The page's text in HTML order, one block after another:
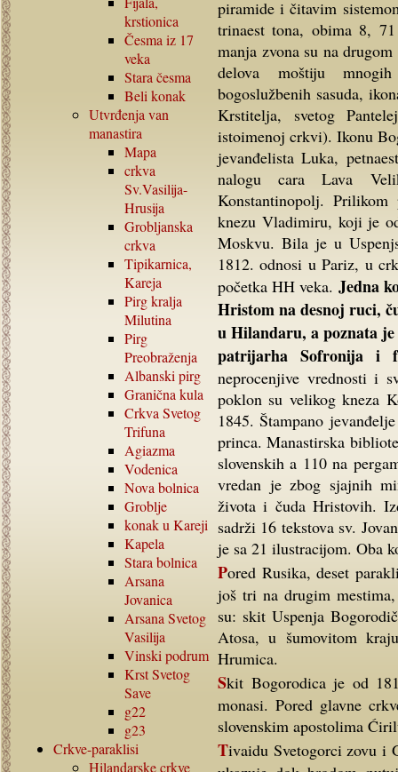
krstionica
Česma iz 17
veka
Stara česma
Beli konak
Utvrđenja van
manastira
Mapa
crkva
Sv.Vasilija-
Hrusija
Grobljanska
crkva
Tipikarnica,
Kareja
Pirg kralja
Milutina
Pirg
Preobraženja
Albanski pirg
Granična kula
Crkva Svetog
Trifuna
Agiazma
Vodenica
Nova bolnica
Groblje
konak u Kareji
Kapela
Stara bolnica
Arsana
Jovanica
Arsana Svetog
Vasilija
Vinski podrum
Krst Svetog
Save
g22
g23
Crkve-paraklisi
Hilandarske crkve
piramide i čitavim
trinaest tona, obima 8,
manja zvona su na
delova moštiju
bogoslužbenih sasuda,
Krstitelja, svetog
istoimenoj crkvi). Ikonu
jevanđelista Luka,
nalogu cara Lava
Konstantinopolj.
knezu Vladimiru, koji je
Moskvu. Bila je u
1812. odnosi u Pariz, u
početka HH veka. Jedna
Hristom na desnoj ruci,
u Hilandaru, a poznata
patrijarha Sofronija i
neprocenjive vrednosti i
poklon su velikog kneza
1845. Štampano
princa. Manastirska
slovenskih a 110 na
vredan je zbog sjajnih
života i čuda Hristovih.
sadrži 16 tekstova sv.
je sa 21 ilustracijom. Oba
Pored Rusika, deset paraklisa izvan manastirskog kruga, dve kelije u Kareji i
još tri na drugim
su: skit Uspenja
Atosa, u šumovitom
Hrumica.
Skit Bogorodica je od 1818. godine opštežiteljni skit, u njoj žive bugarski
monasi. Pored glavne
slovenskim apostolima
Tivaidu Svetogorci zovu i Gurunoskiti, prvo je veće stanište koje se pokloniku